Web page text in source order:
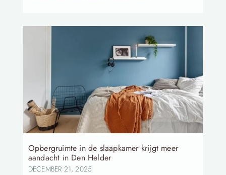
Opbergruimte in de slaapkamer krijgt meer
aandacht in Den Helder
DECEMBER 21, 2025